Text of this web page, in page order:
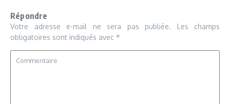
Répondre
Votre adresse e-mail ne sera pas publiée.
Les champs
obligatoires sont indiqués avec *